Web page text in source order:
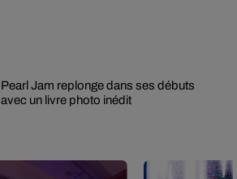
Pearl Jam replonge dans ses débuts
avec un livre photo inédit